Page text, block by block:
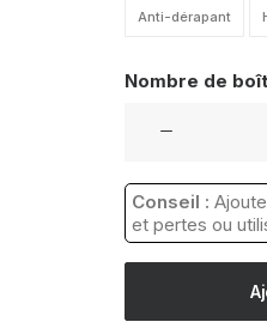
Anti-dérapant
Nombre de
Carrelage
Effet
Pierre
Conseil :
et pertes ou